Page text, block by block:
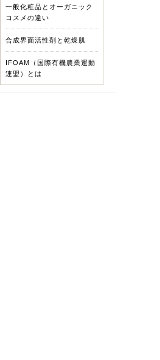
一般化粧品とオーガニック
コスメの違い
合成界面活性剤と乾燥肌
IFOAM（国際有機農業運動
連盟）とは